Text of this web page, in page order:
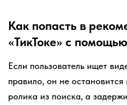
Как попасть в
«ТикТоке» с
Если пользователь ищет
правило, он не
ролика из поиска, а